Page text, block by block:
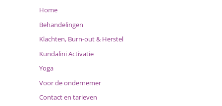
Home
Behandelingen
Klachten, Burn-out & Herstel
Kundalini Activatie
Yoga
Voor de ondernemer
Contact en tarieven